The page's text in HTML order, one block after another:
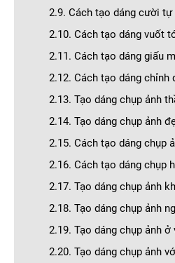
2.9. Cách tạo dáng cười
2.10. Cách tạo dáng vuốt
2.11. Cách tạo dáng giấu
2.12. Cách tạo dáng chỉnh
2.13. Tạo dáng chụp ảnh
2.14. Tạo dáng chụp ảnh
2.15. Cách tạo dáng chụp
2.16. Cách tạo dáng chụp
2.17. Tạo dáng chụp ảnh
2.18. Tạo dáng chụp ảnh
2.19. Tạo dáng chụp ảnh ở
2.20. Tạo dáng chụp ảnh